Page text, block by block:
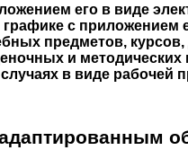
его в виде
с приложением
предметов,
и
в виде рабочей